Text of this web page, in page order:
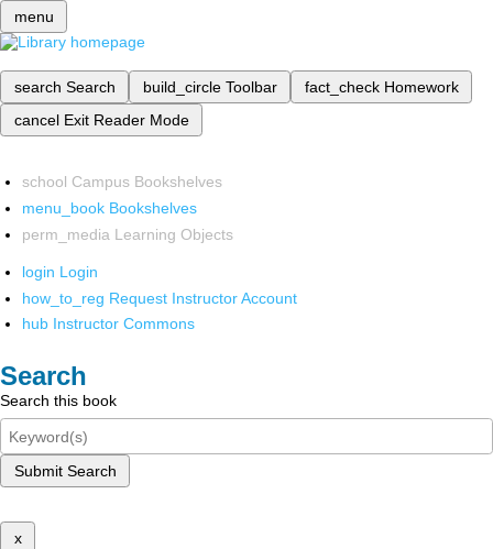
menu
search Search build_circle Toolbar fact_check Homework
cancel Exit Reader Mode
school Campus Bookshelves
menu_book Bookshelves
perm_media Learning Objects
login Login
how_to_reg Request Instructor Account
hub Instructor Commons
Search
Search this book
Submit Search
x